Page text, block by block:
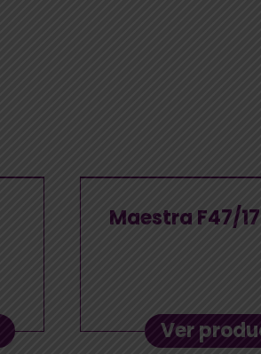
Maestra F47/17
Ver